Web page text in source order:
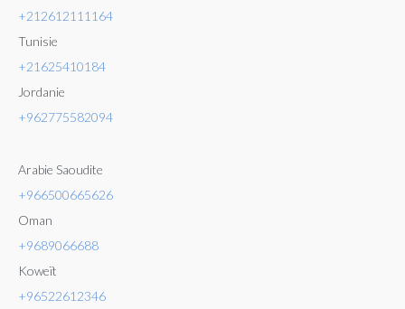
+212612111164
Tunisie
+21625410184
Jordanie
+962775582094
Arabie Saoudite
+966500665626
Oman
+9689066688
Koweït
+96522612346